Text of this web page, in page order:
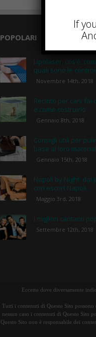
POPOLARI
Lipolaser, cos’è,
quali sono le
Novembre 14th, 2018
Recinto per cani fai
e come costruirlo
Gennaio 8th, 2018
Consigli utili per
base al loro
Gennaio 15th, 2018
Napoli by Night: dai
con escort Napoli.
Maggio 3rd, 2018
I migliori cantanti
Settembre 12th, 2018
Eccetto dove diversamente
Tutti i contenuti di Questo Sito
nessun caso i contenuti di Questo Sito
Questo Sito non è responsabile dei
If